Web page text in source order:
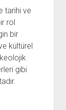
tarihi ve
rol
bir
kültürel
gibi